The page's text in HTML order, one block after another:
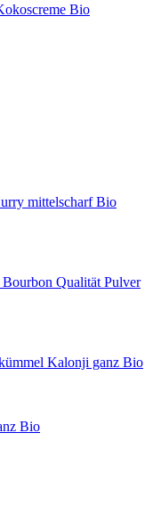
Bio
mittelscharfBio
Qualität Pulver
Kalonji ganz Bio
Bio